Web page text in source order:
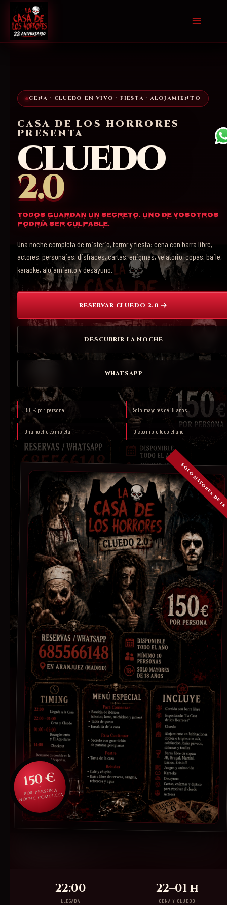
contenido
CENA · CLUEDO EN VIVO · FIESTA · ALOJAMIENTO
CASA DE LOS HORRORES
PRESENTA
CLUEDO
2.0
Todos guardan un secreto. Uno de vosotros
podría ser culpable.
Una noche completa de misterio, terror y fiesta: cena con barra libre,
actores, personajes, disfraces, cartas, enigmas, velatorio, copas, baile,
karaoke, alojamiento y desayuno.
RESERVAR CLUEDO 2.0
DESCUBRIR LA NOCHE
WHATSAPP
150 € por persona Solo mayores de 18 años
Una noche completa Disponible todo el año
150 €
POR PERSONA
NOCHE COMPLETA
22:00
LLEGADA
22–01 h
CENA Y CLUEDO